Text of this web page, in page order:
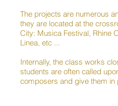
The projects are numerous
they are located at the
City: Musica Festival, Rhine
Linea, etc ...
Internally, the class works
students are often called
composers and give them in